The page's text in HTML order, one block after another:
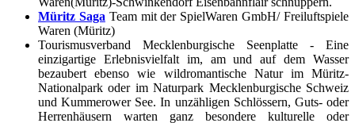
Müritz Saga Team mit der SpielWaren GmbH/ Freiluftspiele
Waren (Müritz)
Tourismusverband Mecklenburgische Seenplatte - Eine
einzigartige Erlebnisvielfalt im, am und auf dem Wasser
bezaubert ebenso wie wildromantische Natur im Müritz-
Nationalpark oder im Naturpark Mecklenburgische Schweiz
und Kummerower See. In unzähligen Schlössern, Guts- oder
Herrenhäusern warten ganz besondere kulturelle oder